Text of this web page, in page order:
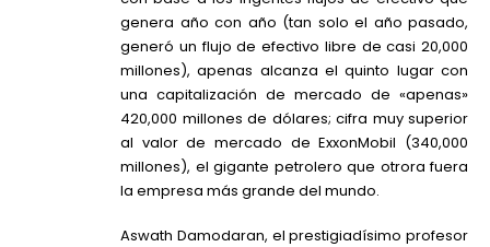
genera año con año (tan solo el año pasado,
generó un flujo de efectivo libre de casi 20,000
millones), apenas alcanza el quinto lugar con
una capitalización de mercado de «apenas»
420,000 millones de dólares; cifra muy superior
al valor de mercado de ExxonMobil (340,000
millones), el gigante petrolero que otrora fuera
la empresa más grande del mundo.
Aswath Damodaran, el prestigiadísimo profesor